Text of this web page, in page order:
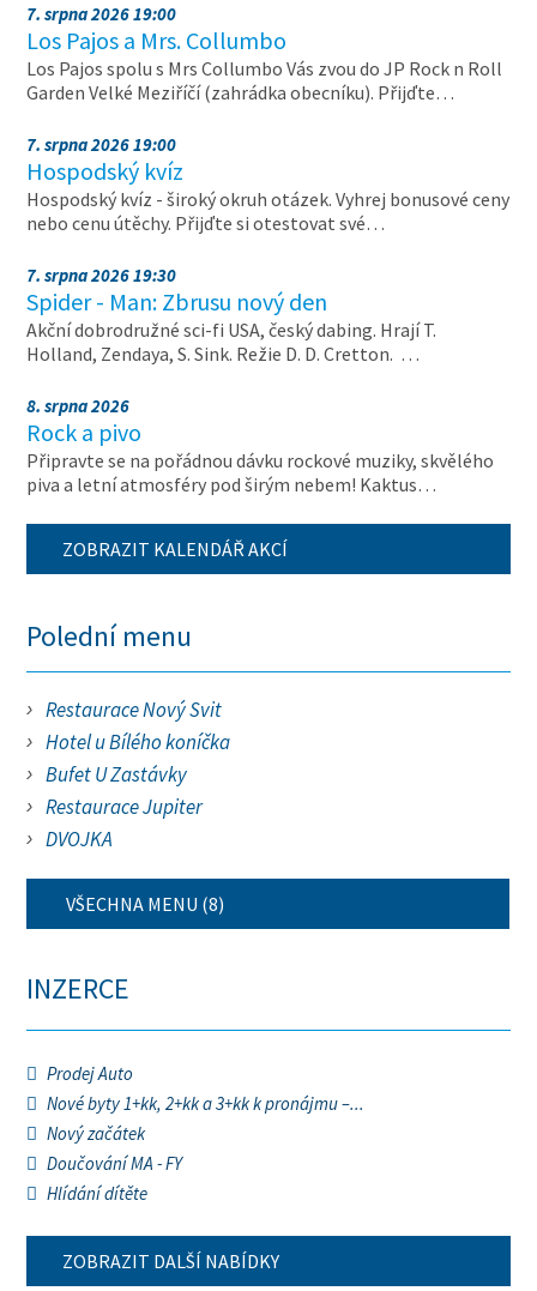
7. srpna 2026 19:00
Los Pajos a Mrs. Collumbo
Los Pajos spolu s Mrs Collumbo Vás zvou do JP Rock n Roll
Garden Velké Meziříčí (zahrádka obecníku). Přijďte…
7. srpna 2026 19:00
Hospodský kvíz
Hospodský kvíz - široký okruh otázek. Vyhrej bonusové ceny
nebo cenu útěchy. Přijďte si otestovat své…
7. srpna 2026 19:30
Spider - Man: Zbrusu nový den
Akční dobrodružné sci-fi USA, český dabing. Hrají T.
Holland, Zendaya, S. Sink. Režie D. D. Cretton. …
8. srpna 2026
Rock a pivo
Připravte se na pořádnou dávku rockové muziky, skvělého
piva a letní atmosféry pod širým nebem! Kaktus…
ZOBRAZIT KALENDÁŘ AKCÍ
Polední menu
Restaurace Nový Svit
Hotel u Bílého koníčka
Bufet U Zastávky
Restaurace Jupiter
DVOJKA
VŠECHNA MENU (8)
INZERCE
Prodej Auto
Nové byty 1+kk, 2+kk a 3+kk k pronájmu –...
Nový začátek
Doučování MA - FY
Hlídání dítěte
ZOBRAZIT DALŠÍ NABÍDKY